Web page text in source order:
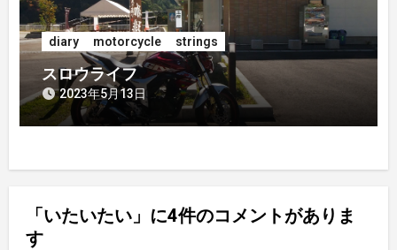
diary motorcycle strings
スロウライフ
2023年5月13日
「いたいたい」に4件のコメントがありま
す